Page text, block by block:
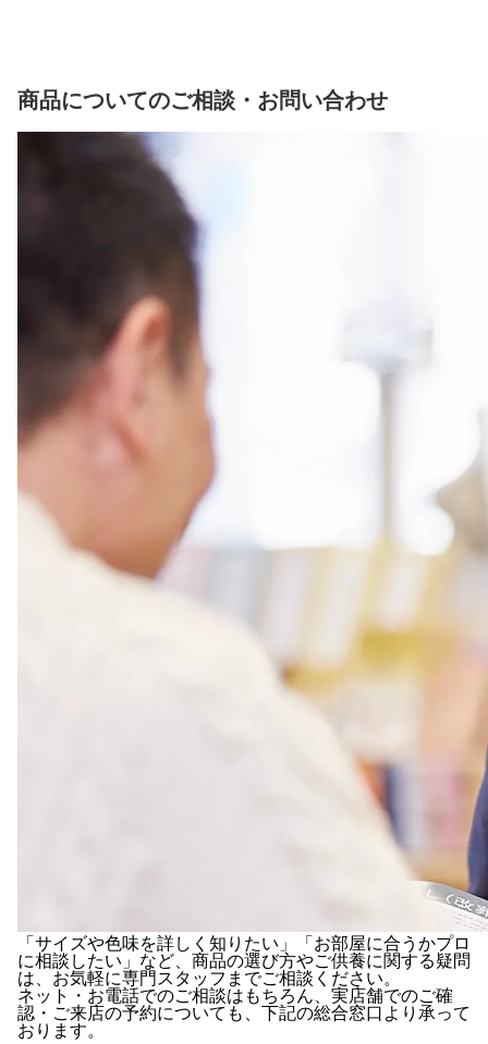
商品についてのご相談・お問い合わせ
「サイズや色味を詳しく知りたい」「お部屋に合うかプロ
に相談したい」など、商品の選び方やご供養に関する疑問
は、お気軽に専門スタッフまでご相談ください。
ネット・お電話でのご相談はもちろん、実店舗でのご確
認・ご来店の予約についても、下記の総合窓口より承って
おります。